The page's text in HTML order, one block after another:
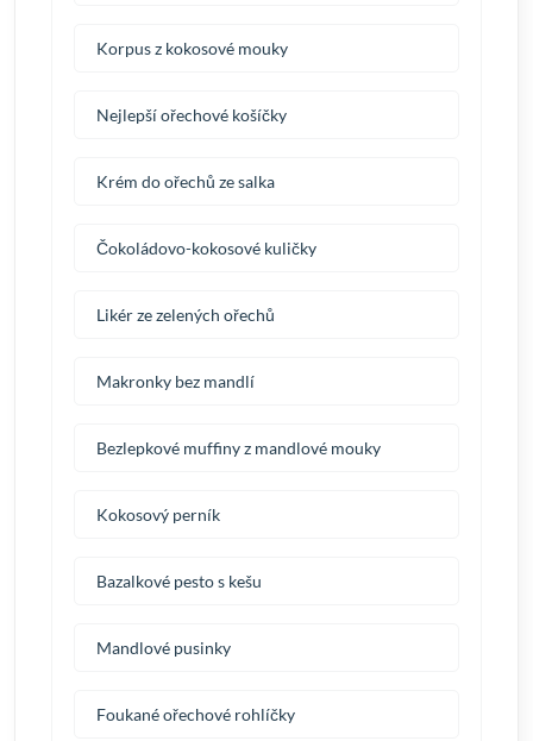
Korpus z kokosové mouky
Nejlepší ořechové košíčky
Krém do ořechů ze salka
Čokoládovo-kokosové kuličky
Likér ze zelených ořechů
Makronky bez mandlí
Bezlepkové muffiny z mandlové mouky
Kokosový perník
Bazalkové pesto s kešu
Mandlové pusinky
Foukané ořechové rohlíčky